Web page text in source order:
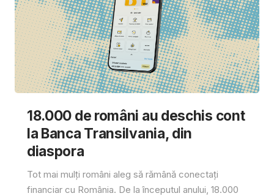
18.000 de români au deschis cont
la Banca Transilvania, din
diaspora
Tot mai mulți români aleg să rămână conectați
financiar cu România. De la începutul anului, 18.000